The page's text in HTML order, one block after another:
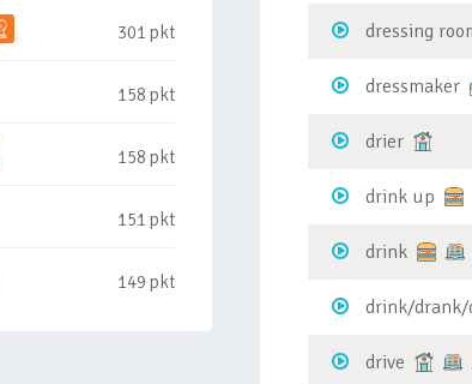
301 pkt
158 pkt
158 pkt
151 pkt
149 pkt
dressing
dressmaker
drier
drink up
drink
drink/
drive